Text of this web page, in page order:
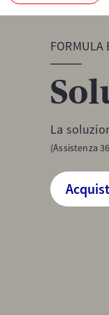
FORMULA
La
(Assistenza